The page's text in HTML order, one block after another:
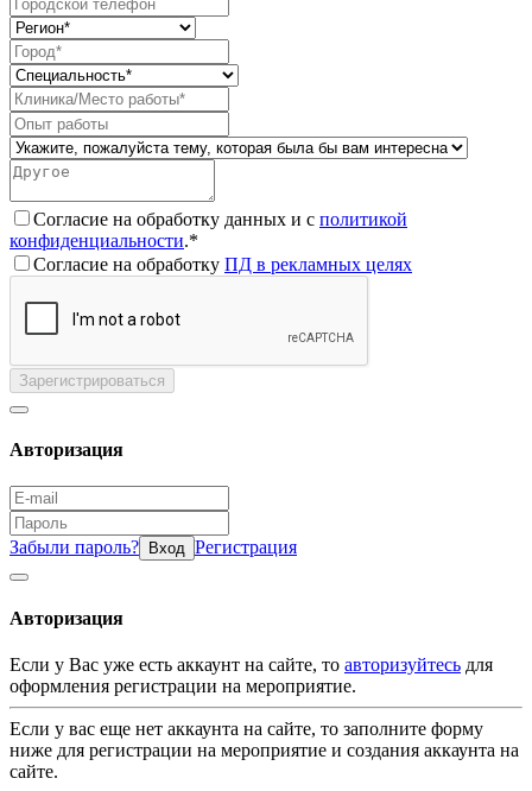
Согласие на обработку данных и с политикой
конфиденциальности.*
Согласие на обработку ПД в рекламных целях
Зарегистрироваться
Авторизация
Забыли пароль? Вход Регистрация
Авторизация
Если у Вас уже есть аккаунт на сайте, то авторизуйтесь для
оформления регистрации на мероприятие.
Если у вас еще нет аккаунта на сайте, то заполните форму
ниже для регистрации на мероприятие и создания аккаунта на
сайте.